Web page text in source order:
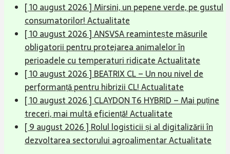
[ 10 august 2026 ]Mirsini, un pepene verde, pe gustul
consumatorilor!Actualitate
[ 10 august 2026 ]ANSVSA reamintește măsurile
obligatorii pentru protejarea animalelor în
perioadele cu temperaturi ridicateActualitate
[ 10 august 2026 ] BEATRIX CL – Un nou nivel de
performanță pentru hibrizii CL!Actualitate
[ 10 august 2026 ] CLAYDON T6 HYBRID – Mai puține
treceri, mai multă eficiență!Actualitate
[ 9 august 2026 ] Rolul logisticii și al digitalizării în
dezvoltarea sectorului agroalimentarActualitate